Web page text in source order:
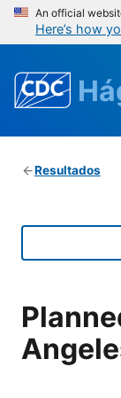
An official
Here’s how
Resultados